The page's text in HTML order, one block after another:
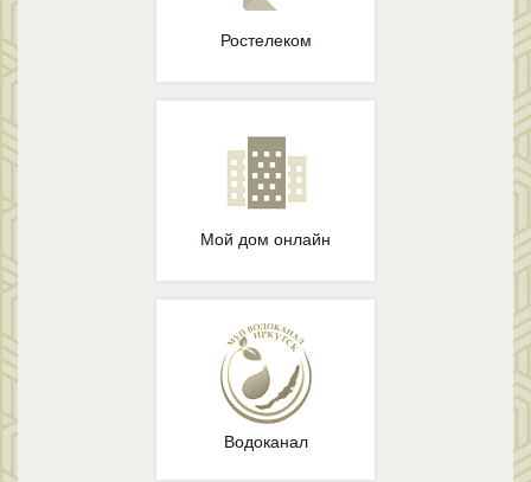
Ростелеком
Мой дом онлайн
Водоканал